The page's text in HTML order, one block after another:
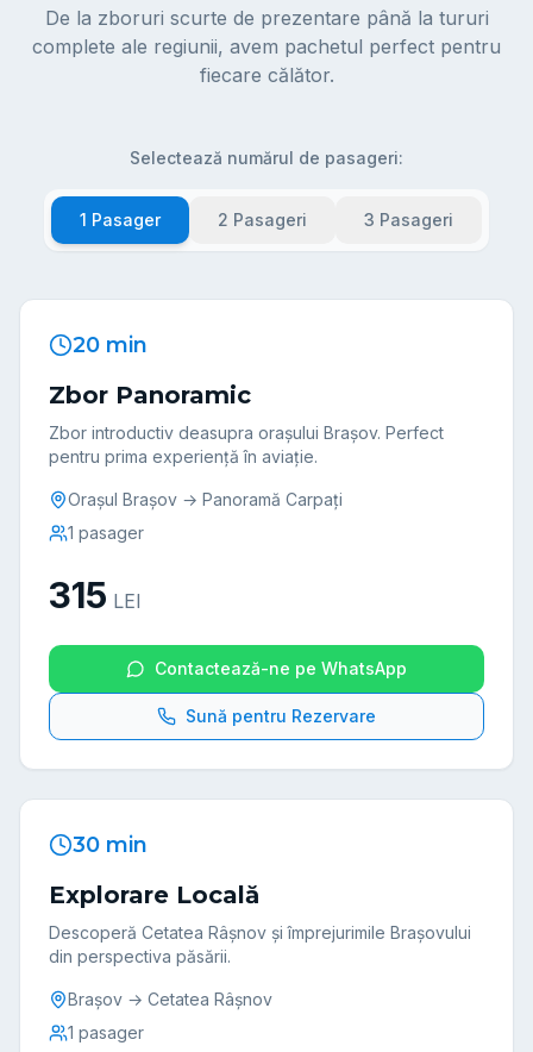
De la zboruri scurte de prezentare până la tururi
complete ale regiunii, avem pachetul perfect pentru
fiecare călător.
Selectează numărul de pasageri:
1 Pasager 2 Pasageri 3 Pasageri
20 min
Zbor Panoramic
Zbor introductiv deasupra orașului Brașov. Perfect
pentru prima experiență în aviație.
Orașul Brașov → Panoramă Carpați
1 pasager
315 LEI
Contactează-ne pe WhatsApp
Sună pentru Rezervare
30 min
Explorare Locală
Descoperă Cetatea Râșnov și împrejurimile Brașovului
din perspectiva păsării.
Brașov → Cetatea Râșnov
1 pasager